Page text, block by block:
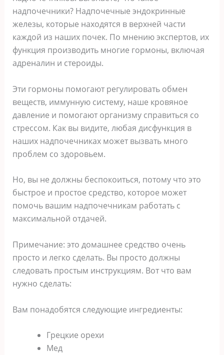
надпочечники? Надпочечные эндокринные
железы, которые находятся в верхней части
каждой из наших почек. По мнению экспертов, их
функция производить многие гормоны, включая
адреналин и стероиды.
Эти гормоны помогают регулировать обмен
веществ, иммунную систему, наше кровяное
давление и помогают организму справиться со
стрессом. Как вы видите, любая дисфункция в
наших надпочечниках может вызвать много
проблем со здоровьем.
Но, вы не должны беспокоиться, потому что это
быстрое и простое средство, которое может
помочь вашим надпочечникам работать с
максимальной отдачей.
Примечание: это домашнее средство очень
просто и легко сделать. Вы просто должны
следовать простым инструкциям. Вот что вам
нужно сделать:
Вам понадобятся следующие ингредиенты:
Грецкие орехи
Мед